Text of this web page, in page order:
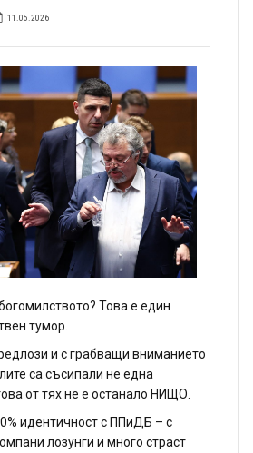
11.05.2026
Това е един
тумор.
и с грабващи вниманието
са съсипали не една
от тях не е останало НИЩО.
идентичност с ППиДБ – с
лозунги и много страст